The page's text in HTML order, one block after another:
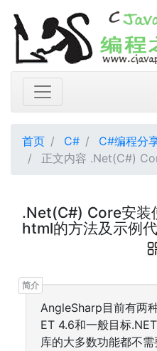
首页 C#
C#编程分
正文内容 .Net(C#)
.Net(C#) Core安装
html的方法及示例
AngleSharp目前有两
ET 4.6和一般目标
库的大多数功能都不